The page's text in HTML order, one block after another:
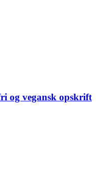
og vegansk opskrift